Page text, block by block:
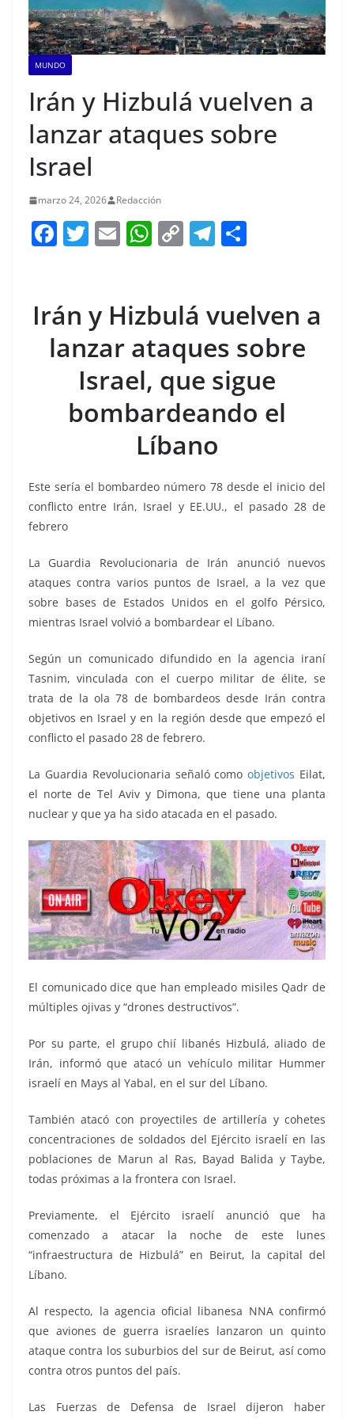
MUNDO
Irán y Hizbulá vuelven a
lanzar ataques sobre
Israel
marzo 24, 2026 Redacción
F
e
b
o
k
T
er
E
l
W
s
A
p
p
C
y
Li
n
k
T
gr
a
m
e
Irán y Hizbulá vuelven a
lanzar ataques sobre
Israel, que sigue
bombardeando el
Líbano
Este sería el bombardeo número 78 desde el inicio del
conflicto entre Irán, Israel y EE.UU., el pasado 28 de
febrero
La Guardia Revolucionaria de Irán anunció nuevos
ataques contra varios puntos de Israel, a la vez que
sobre bases de Estados Unidos en el golfo Pérsico,
mientras Israel volvió a bombardear el Líbano.
Según un comunicado difundido en la agencia iraní
Tasnim, vinculada con el cuerpo militar de élite, se
trata de la ola 78 de bombardeos desde Irán contra
objetivos en Israel y en la región desde que empezó el
conflicto el pasado 28 de febrero.
La Guardia Revolucionaria señaló comoobjetivos Eilat,
el norte de Tel Aviv y Dimona, que tiene una planta
nuclear y que ya ha sido atacada en el pasado.
El comunicado dice que han empleado misiles Qadr de
múltiples ojivas y “drones destructivos”.
Por su parte, el grupo chií libanés Hizbulá, aliado de
Irán, informó que atacó un vehículo militar Hummer
israelí en Mays al Yabal, en el sur del Líbano.
También atacó con proyectiles de artillería y cohetes
concentraciones de soldados del Ejército israelí en las
poblaciones de Marun al Ras, Bayad Balida y Taybe,
todas próximas a la frontera con Israel.
Previamente, el Ejército israelí anunció que ha
comenzado a atacar la noche de este lunes
“infraestructura de Hizbulá” en Beirut, la capital del
Líbano.
Al respecto, la agencia oficial libanesa NNA confirmó
que aviones de guerra israelíes lanzaron un quinto
ataque contra los suburbios del sur de Beirut, así como
contra otros puntos del país.
Las Fuerzas de Defensa de Israel dijeron haber